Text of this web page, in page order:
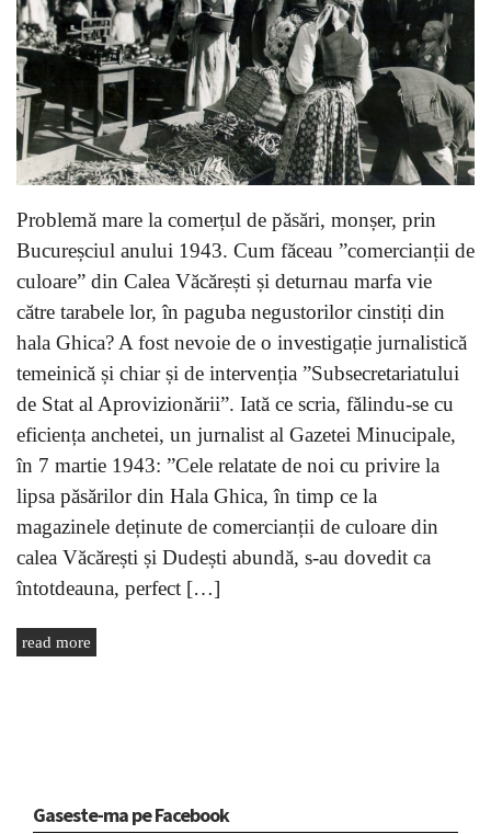
Problemă mare la comerțul de păsări, monșer, prin
Bucureșciul anului 1943. Cum făceau ”comercianții de
culoare” din Calea Văcărești și deturnau marfa vie
către tarabele lor, în paguba negustorilor cinstiți din
hala Ghica? A fost nevoie de o investigație jurnalistică
temeinică și chiar și de intervenția ”Subsecretariatului
de Stat al Aprovizionării”. Iată ce scria, fălindu-se cu
eficiența anchetei, un jurnalist al Gazetei Minucipale,
în 7 martie 1943: ”Cele relatate de noi cu privire la
lipsa păsărilor din Hala Ghica, în timp ce la
magazinele deținute de comercianții de culoare din
calea Văcărești și Dudești abundă, s-au dovedit ca
întotdeauna, perfect […]
read more
Gaseste-ma pe Facebook